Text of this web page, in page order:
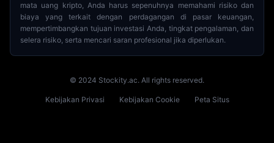
mata uang kripto, Anda harus sepenuhnya memahami risiko dan
biaya yang terkait dengan perdagangan di pasar keuangan,
mempertimbangkan tujuan investasi Anda, tingkat pengalaman, dan
selera risiko, serta mencari saran profesional jika diperlukan.
© 2024 Stockity.ac. All rights reserved.
Kebijakan Privasi Kebijakan Cookie Peta Situs